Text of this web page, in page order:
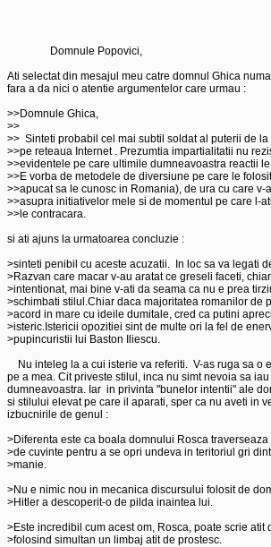
Ati selectat din mesajul meu catre domnul Ghica
fara a da nici o atentie argumentelor care urmau :
>>Domnule Ghica,
>>
>>  Sinteti probabil cel mai subtil soldat al puterii de la
>>pe reteaua Internet . Prezumtia impartialitatii nu
>>evidentele pe care ultimile dumneavoastra reactii
>>E vorba de metodele de diversiune pe care le
>>apucat sa le cunosc in Romania), de ura cu care v-
>>asupra initiativelor mele si de momentul pe care l-
>>le contracara.
si ati ajuns la urmatoarea concluzie :
>sinteti penibil cu aceste acuzatii.  In loc sa va legati
>Razvan care macar v-au aratat ce greseli faceti,
>intentionat, mai bine v-ati da seama ca nu e prea
>schimbati stilul.Chiar daca majoritatea romanilor de
>acord in mare cu ideile dumitale, cred ca putini
>isteric.Istericii opozitiei sint de multe ori la fel de
>pupincuristii lui Baston Iliescu.
Nu inteleg la a cui isterie va referiti.  V-as ruga sa o
pe a mea. Cit priveste stilul, inca nu simt nevoia sa
dumneavoastra. Iar  in privinta "bunelor intentii" ale
si stilului elevat pe care il aparati, sper ca nu aveti in
izbucnirile de genul :
>Diferenta este ca boala domnului Rosca
>de cuvinte pentru a se opri undeva in teritoriul gri
>manie.
>Nu e nimic nou in mecanica discursului folosit de
>Hitler a descoperit-o de pilda inaintea lui.
>Este incredibil cum acest om, Rosca, poate scrie atit
>folosind simultan un limbaj atit de prostesc.